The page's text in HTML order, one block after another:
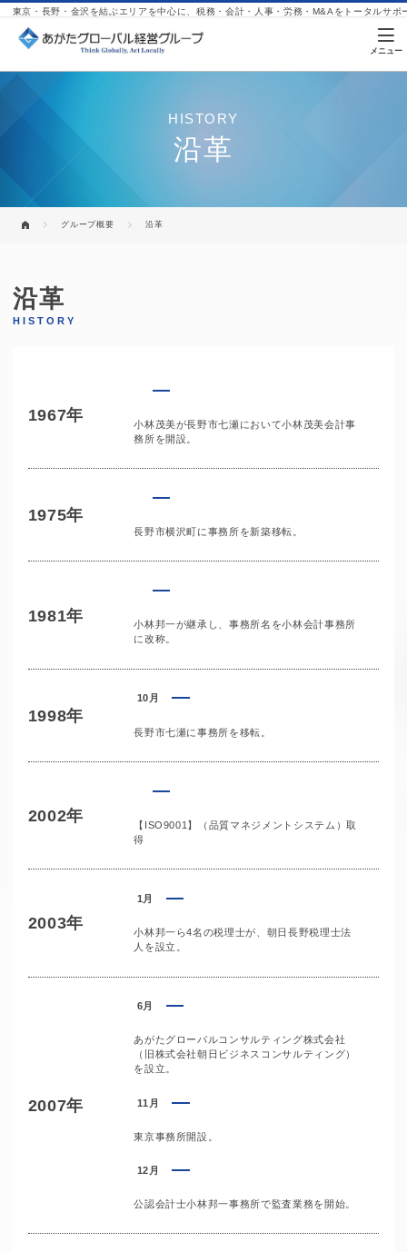
東京・長野・金沢を結ぶエリアを中心に、税務・会計・人事・労務・M&Aをトータルサポ
HISTORY
沿革
あがたグローバル経営グループ
グループ概要 沿革
沿革
HISTORY
1967年
小林茂美が長野市七瀬において小林茂美会計事
務所を開設。
1975年
長野市横沢町に事務所を新築移転。
1981年
小林邦一が継承し、事務所名を小林会計事務所
に改称。
1998年
10月
長野市七瀬に事務所を移転。
2002年
【ISO9001】（品質マネジメントシステム）取
得
2003年
1月
小林邦一ら4名の税理士が、朝日長野税理士法
人を設立。
2007年
6月
あがたグローバルコンサルティング株式会社
（旧株式会社朝日ビジネスコンサルティング）
を設立。
11月
東京事務所開設。
12月
公認会計士小林邦一事務所で監査業務を開始。